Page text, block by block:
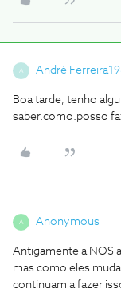
A André
Boa tarde, tenho
saber.como.posso
A Anonymous
Antigamente a NOS
mas como eles
continuam a fazer